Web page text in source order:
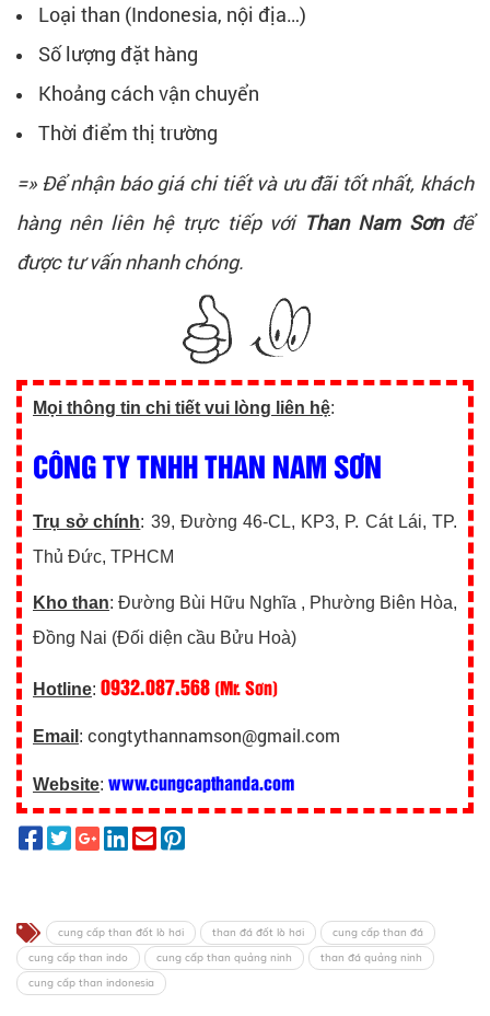
Loại than (Indonesia, nội địa…)
Số lượng đặt hàng
Khoảng cách vận chuyển
Thời điểm thị trường
=» Để nhận báo giá chi tiết và ưu đãi tốt nhất, khách
hàng nên liên hệ trực tiếp với Than Nam Sơnđể
được tư vấn nhanh chóng.
Mọi thông tin chi tiết vui lòng liên hệ:
CÔNG TY TNHH THAN NAM SƠN
Trụ sở chính: 39, Đường 46-CL, KP3, P. Cát Lái, TP.
Thủ Đức, TPHCM
Kho than: Đường Bùi Hữu Nghĩa , Phường Biên Hòa,
Đồng Nai (Đối diện cầu Bửu Hoà)
Hotline: 0932.087.568 (Mr. Sơn)
Email : congtythannamson@gmail.com
Website: www.cungcapthanda.com
cung cấp than đốt lò hơi than đá đốt lò hơi
cung cấp than đá
cung cấp than indo
cung cấp than quảng ninh
than đá quảng ninh
cung cấp than indonesia